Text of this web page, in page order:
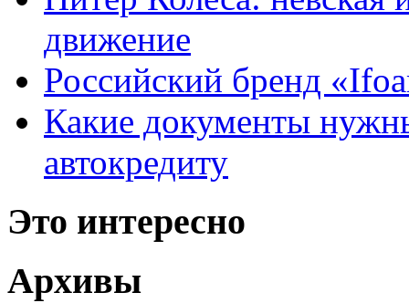
движение
Российский бренд
Какие документы
автокредиту
Это интересно
Архивы